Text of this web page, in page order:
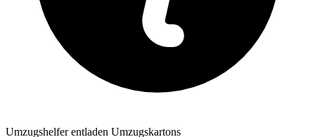
Umzugshelfer entladen Umzugskartons